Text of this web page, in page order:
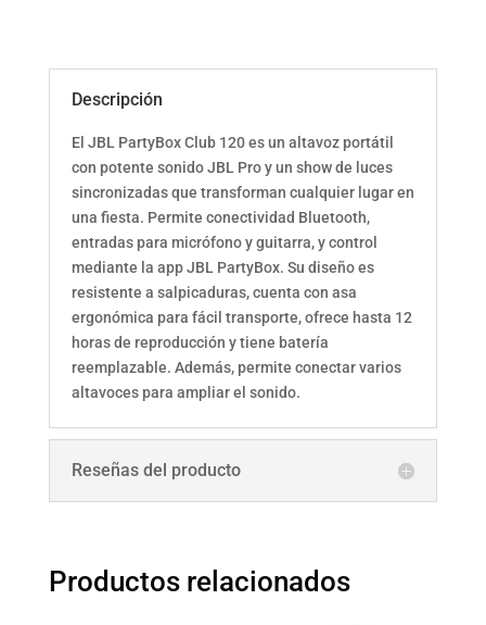
Descripción
El JBL PartyBox Club 120 es un altavoz portátil
con potente sonido JBL Pro y un show de luces
sincronizadas que transforman cualquier lugar en
una fiesta. Permite conectividad Bluetooth,
entradas para micrófono y guitarra, y control
mediante la app JBL PartyBox. Su diseño es
resistente a salpicaduras, cuenta con asa
ergonómica para fácil transporte, ofrece hasta 12
horas de reproducción y tiene batería
reemplazable. Además, permite conectar varios
altavoces para ampliar el sonido.
Reseñas del producto
Productos relacionados